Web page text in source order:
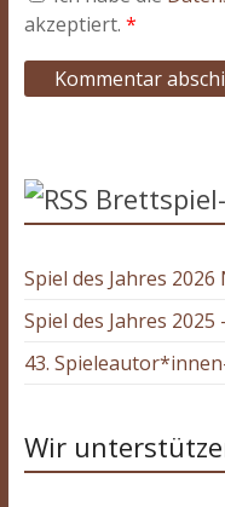
akzeptiert. *
Spiel des Jahres
Spiel des Jahres
43.
Wir